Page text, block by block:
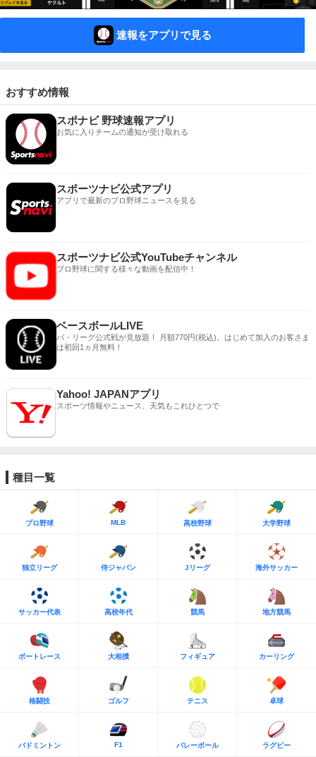
速報をアプリで見る
おすすめ情報
スポナビ 野球速報アプリ
お気に入りチームの通知が受け取れる
スポーツナビ公式アプリ
アプリで最新のプロ野球ニュースを見る
スポーツナビ公式YouTubeチャンネル
プロ野球に関する様々な動画を配信中！
ベースボールLIVE
パ・リーグ公式戦が見放題！ 月額770円(税込)。はじめて加入のお客さま
は初回1ヵ月無料！
Yahoo! JAPANアプリ
スポーツ情報やニュース、天気もこれひとつで
種目一覧
プロ野球 MLB 高校野球 大学野球
独立リーグ 侍ジャパン Jリーグ 海外サッカー
サッカー代表 高校年代 競馬 地方競馬
ボートレース 大相撲 フィギュア カーリング
格闘技 ゴルフ テニス 卓球
バドミントン F1 バレーボール ラグビー